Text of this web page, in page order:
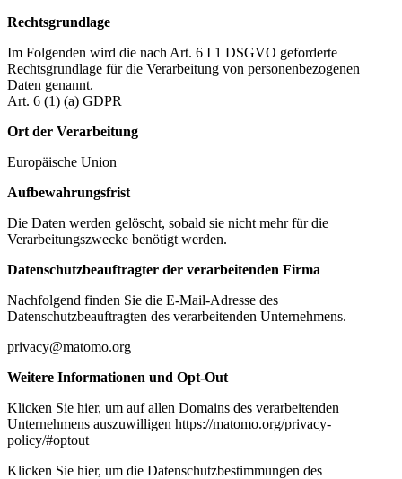
Rechtsgrundlage
Im Folgenden wird die nach Art. 6 I 1 DSGVO geforderte
Rechtsgrundlage für die Verarbeitung von personenbezogenen
Daten genannt.
Art. 6 (1) (a) GDPR
Ort der Verarbeitung
Europäische Union
Aufbewahrungsfrist
Die Daten werden gelöscht, sobald sie nicht mehr für die
Verarbeitungszwecke benötigt werden.
Datenschutzbeauftragter der verarbeitenden Firma
Nachfolgend finden Sie die E-Mail-Adresse des
Datenschutzbeauftragten des verarbeitenden Unternehmens.
privacy@matomo.org
Weitere Informationen und Opt-Out
Klicken Sie hier, um auf allen Domains des verarbeitenden
Unternehmens auszuwilligen https://matomo.org/privacy-
policy/#optout
Klicken Sie hier, um die Datenschutzbestimmungen des